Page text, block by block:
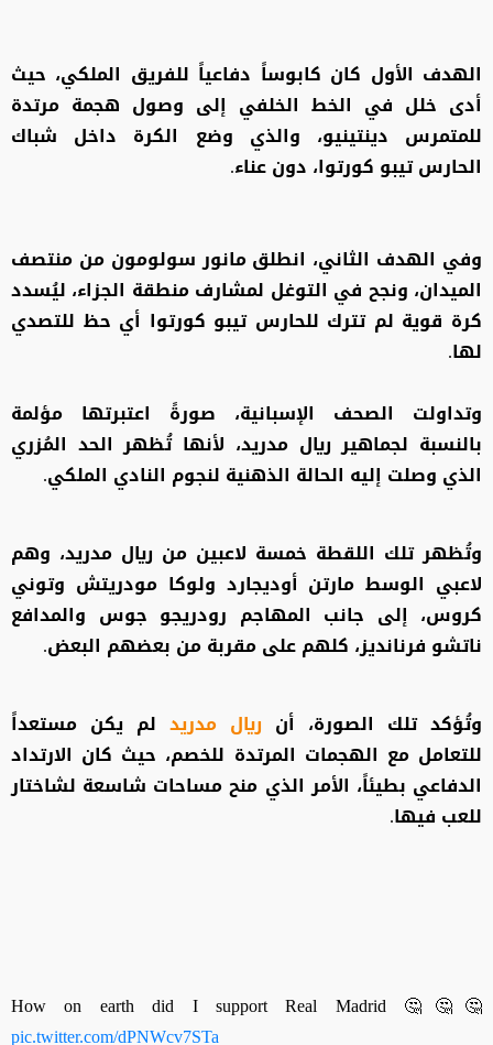
الهدف الأول كان كابوساً دفاعياً للفريق الملكي، حيث
أدى خلل في الخط الخلفي إلى وصول هجمة مرتدة
للمتمرس دينتينيو، والذي وضع الكرة داخل شباك
الحارس تيبو كورتوا، دون عناء.
وفي الهدف الثاني، انطلق مانور سولومون من منتصف
الميدان، ونجح في التوغل لمشارف منطقة الجزاء، ليُسدد
كرة قوية لم تترك للحارس تيبو كورتوا أي حظ للتصدي
لها.
وتداولت الصحف الإسبانية، صورةً اعتبرتها مؤلمة
بالنسبة لجماهير ريال مدريد، لأنها تُظهر الحد المُزري
الذي وصلت إليه الحالة الذهنية لنجوم النادي الملكي.
وتُظهر تلك اللقطة خمسة لاعبين من ريال مدريد، وهم
لاعبي الوسط مارتن أوديجارد ولوكا مودريتش وتوني
كروس، إلى جانب المهاجم رودريجو جوس والمدافع
ناتشو فرنانديز، كلهم على مقربة من بعضهم البعض.
وتُؤكد تلك الصورة، أن ريال مدريد لم يكن مستعداً
للتعامل مع الهجمات المرتدة للخصم، حيث كان الارتداد
الدفاعي بطيئاً، الأمر الذي منح مساحات شاسعة لشاختار
للعب فيها.
How on earth did I support Real Madrid 🤔🤔🤔
pic.twitter.com/dPNWcv7STa